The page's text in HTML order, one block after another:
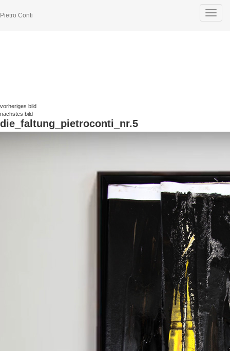
Toggle
Pietro Conti
vorheriges bild
nächstes bild
die_faltung_pietroconti_nr.5